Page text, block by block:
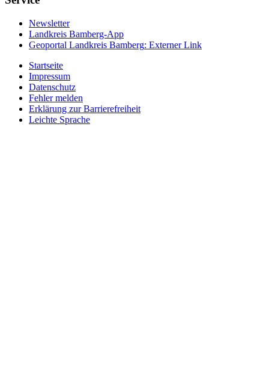
Newsletter
Landkreis Bamberg-App
Geoportal Landkreis Bamberg: Externer Link
Startseite
Impressum
Datenschutz
Fehler melden
Erklärung zur Barrierefreiheit
Leichte Sprache